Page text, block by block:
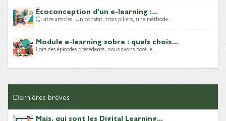
Écoconception d’un e-learning :...
Quatre articles. Un constat, trois piliers, une méthode…
Module e-learning sobre : quels choix...
Lors des épisodes précédents, nous avons posé le…
Dernières brèves
Mais, qui sont les Digital Learning...